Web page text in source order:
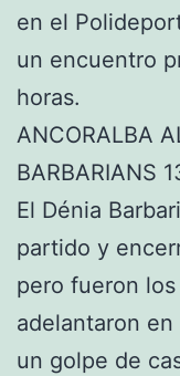
en el
un encuentro
horas.
ANCORALBA
BARBARIANS
El Dénia
partido y
pero fueron
adelantaron
un golpe de